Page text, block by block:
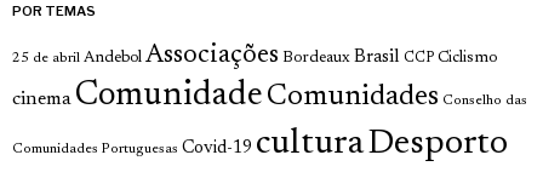
POR TEMAS
25 de abril Andebol Associações Bordeaux Brasil CCP Ciclismo
cinema Comunidade Comunidades Conselho das
Comunidades Portuguesas Covid-19 culturaDesporto